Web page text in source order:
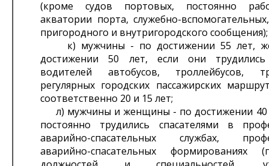
(кроме судов портовых, постоянно
акватории порта, служебно-
пригородного и внутригородского сообщения);
к) мужчины - по достижении 55 лет,
достижении 50 лет, если они
водителей автобусов, троллейбусов,
регулярных городских пассажирских
соответственно 20 и 15 лет;
л) мужчины и женщины - по достижении 40
постоянно трудились спасателями в
аварийно-спасательных службах,
аварийно-спасательных формированиях